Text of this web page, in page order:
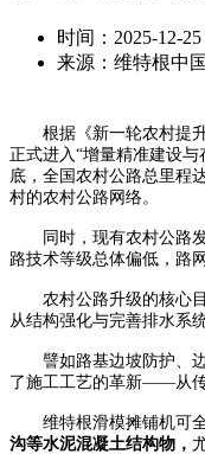
时间：2025-12-25
来源：维特根中国
根据《新一轮农村提升
正式进入“增量精准建设
底，全国农村公路总里程
村的农村公路网络。
同时，现有农村公路发
路技术等级总体偏低，路
农村公路升级的核心目
从结构强化与完善排水系
譬如路基边坡防护、边
了施工工艺的革新——从传
维特根滑模摊铺机可全
沟等水泥混凝土结构物，